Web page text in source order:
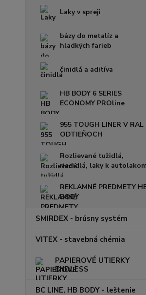
Laky v spreji
bázy do metalíz a
hladkých farieb
činidlá a aditíva
HB BODY 6 SERIES
ECONOMY PROline
955 TOUGH LINER V RAL
ODTIEŇOCH
Rozlievané tužidlá,
riedidlá, laky k
REKLAMNÉ PREDMETY
BODY
SMIRDEX - brúsny systém
VITEX - stavebná chémia
PAPIEROVÉ UTIERKY
ENDLESS
BC LINE, HB BODY - leštenie